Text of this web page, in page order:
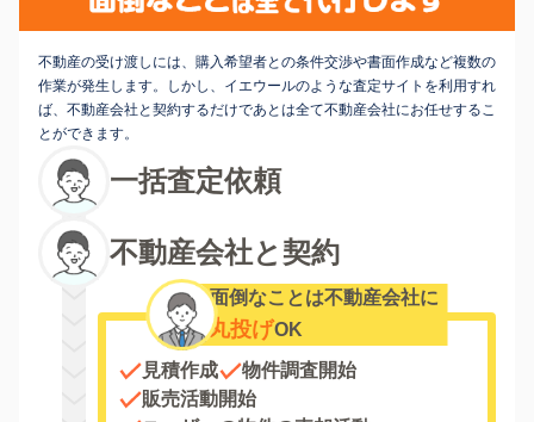
不動産の受け渡しには、購入希望者との条件交渉や書面作成など複数の
作業が発生します。しかし、イエウールのような査定サイトを利用すれ
ば、不動産会社と契約するだけであとは全て不動産会社にお任せするこ
とができます。
一括査定依頼
不動産会社と契約
面倒なことは不動産会社に
丸投げOK
見積作成
物件調査開始
販売活動開始